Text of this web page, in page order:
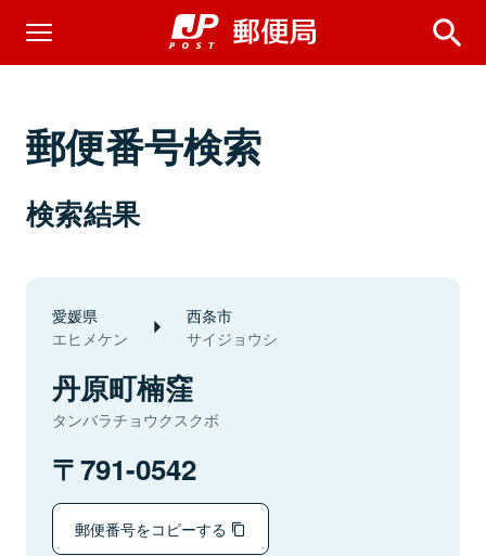
郵便番号検索
検索結果
愛媛県
エヒメケン
西条市
サイジョウシ
丹原町楠窪
タンバラチョウクスクボ
791-0542
郵便番号をコピーする